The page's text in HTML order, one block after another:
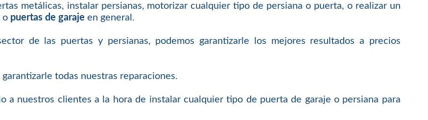
metálicas, instalar persianas, motorizar cualquier tipo de persiana o puerta, o realizar un
o puertas de garaje en general.
de las puertas y persianas, podemos garantizarle los mejores resultados a precios
todas nuestras reparaciones.
a nuestros clientes a la hora de instalar cualquier tipo de puerta de garaje o persiana para